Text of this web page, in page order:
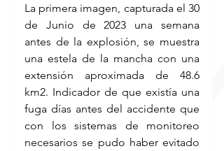
La primera imagen, capturada el 30
de Junio de 2023 una semana
antes de la explosión, se muestra
una estela de la mancha con una
extensión aproximada de 48.6
km2. Indicador de que existía una
fuga días antes del accidente que
con los sistemas de monitoreo
necesarios se pudo haber evitado